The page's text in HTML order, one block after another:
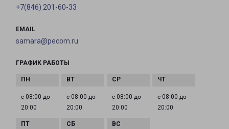
+7(846) 201-60-33
EMAIL
samara@pecom.ru
ГРАФИК РАБОТЫ
с 08:00 до
20:00
с 08:00 до
20:00
с 08:00 до
20:00
с 08:00 до
20:00